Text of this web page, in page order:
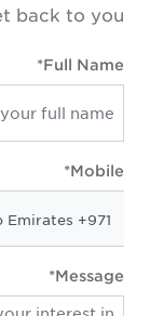
back to you
Full Name*
Mobile*
Message*